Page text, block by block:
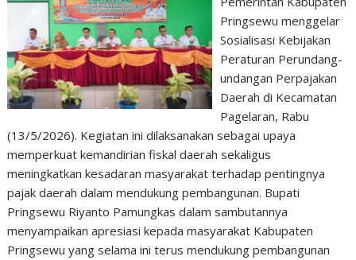
Pringsewu menggelar
Sosialisasi Kebijakan
Peraturan Perundang-
undangan Perpajakan
Daerah di Kecamatan
Pagelaran, Rabu
(13/5/2026). Kegiatan ini dilaksanakan sebagai upaya
memperkuat kemandirian fiskal daerah sekaligus
meningkatkan kesadaran masyarakat terhadap pentingnya
pajak daerah dalam mendukung pembangunan. Bupati
Pringsewu Riyanto Pamungkas dalam sambutannya
menyampaikan apresiasi kepada masyarakat Kabupaten
Pringsewu yang selama ini terus mendukung pembangunan